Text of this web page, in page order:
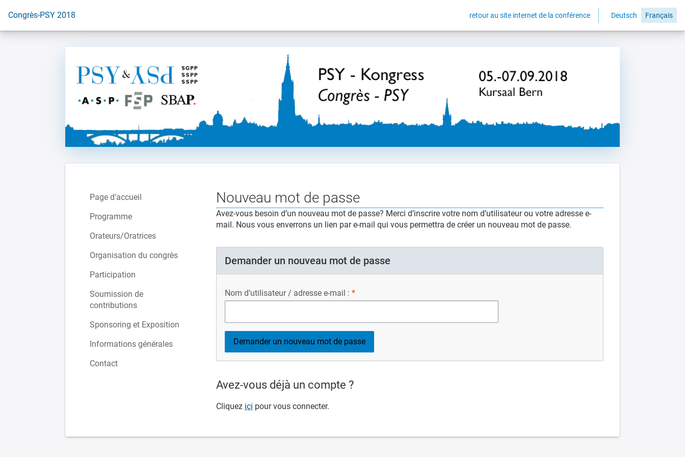
Vers la page d'accueil
Congrès-PSY 2018 retour au site internet de la conférence Deutsch Français
Page d'accueil
Programme
Orateurs/Oratrices
Organisation du congrès
Participation
Soumission de
contributions
Sponsoring et Exposition
Informations générales
Contact
Nouveau mot de passe
Avez-vous besoin d’un nouveau mot de passe? Merci d’inscrire votre nom d’utilisateur ou votre adresse e-
mail. Nous vous enverrons un lien par e-mail qui vous permettra de créer un nouveau mot de passe.
Demander un nouveau mot de passe
Nom d’utilisateur / adresse e-mail :
Avez-vous déjà un compte ?
Cliquez içi pour vous connecter.